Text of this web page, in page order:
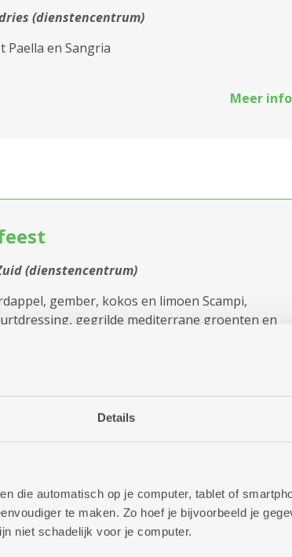
Details
die automatisch op je computer, tablet of
te maken. Zo hoef je bijvoorbeeld je
niet schadelijk voor je computer.
(dienstencentrum)
Paella en Sangria
Meer info
(dienstencentrum)
gember, kokos en limoen Scampi,
gegrilde mediterrane groenten en
RUGGEVELD!
(dienstencentrum)